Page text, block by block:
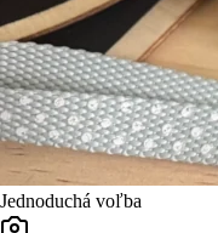
Jednoduchá voľba